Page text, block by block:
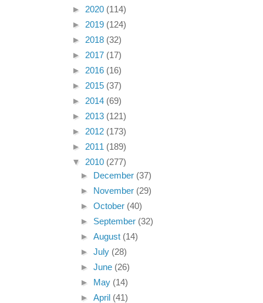
► 2020 (114)
► 2019 (124)
► 2018 (32)
► 2017 (17)
► 2016 (16)
► 2015 (37)
► 2014 (69)
► 2013 (121)
► 2012 (173)
► 2011 (189)
▼ 2010 (277)
►
December (37)
►
November (29)
►October (40)
► September (32)
►August (14)
►July (28)
►June (26)
►
May (14)
►April (41)